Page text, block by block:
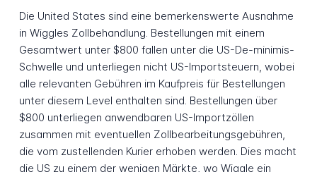
Die United States sind eine bemerkenswerte Ausnahme
in Wiggles Zollbehandlung. Bestellungen mit einem
Gesamtwert unter $800 fallen unter die US-De-minimis-
Schwelle und unterliegen nicht US-Importsteuern, wobei
alle relevanten Gebühren im Kaufpreis für Bestellungen
unter diesem Level enthalten sind. Bestellungen über
$800 unterliegen anwendbaren US-Importzöllen
zusammen mit eventuellen Zollbearbeitungsgebühren,
die vom zustellenden Kurier erhoben werden. Dies macht
die US zu einem der wenigen Märkte, wo Wiggle ein